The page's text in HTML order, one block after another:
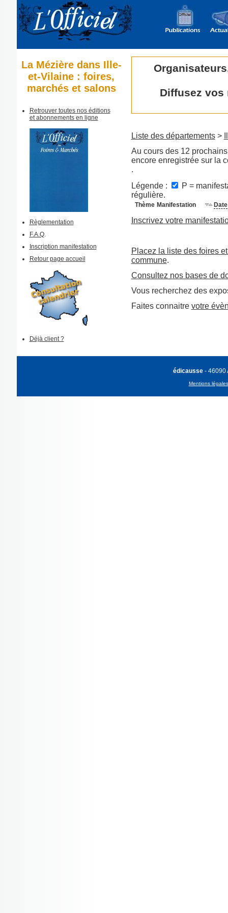
La Mézière dans Ille-
et-Vilaine : foires,
marchés et salons
Retrouver toutes nos éditions
et abonnements en ligne
Règlementation
F.A.Q.
Inscription manifestation
Retour page accueil
Déjà client ?
Diffusez vos
Liste des départements>
Au cours des 12
encore enregistrée sur la
.
Légende :
P =
régulière.
Thème Manifestation Date
Inscrivez votre
Placez la liste des foires
commune.
Consultez nos bases de
Vous recherchez des
Faites connaitre votre
édicausse - 46090
Mentions légales